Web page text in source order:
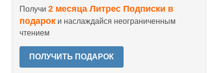
Получи 2 месяца Литрес Подписки в
подарок и наслаждайся неограниченным
чтением
ПОЛУЧИТЬ ПОДАРОК